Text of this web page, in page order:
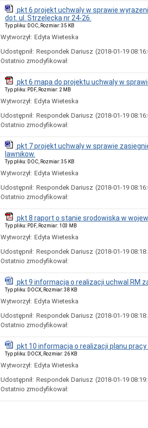
pkt 6 projekt uchwaly w sprawie
dot. ul. Strzelecka nr 24-26.
Typ pliku: DOC, Rozmiar: 35 KB
Wytworzył: Edyta Wieteska
Udostępnił: Respondek Dariusz (2018-01-19
Ostatnio zmodyfikował:
pkt 6 mapa do projektu uchwaly w
Typ pliku: PDF, Rozmiar: 2 MB
Wytworzył: Edyta Wieteska
Udostępnił: Respondek Dariusz (2018-01-19
Ostatnio zmodyfikował:
pkt 7 projekt uchwaly w sprawie
lawnikow.
Typ pliku: DOC, Rozmiar: 35 KB
Wytworzył: Edyta Wieteska
Udostępnił: Respondek Dariusz (2018-01-19
Ostatnio zmodyfikował:
pkt 8 raport o stanie srodowiska w
Typ pliku: PDF, Rozmiar: 103 MB
Wytworzył: Edyta Wieteska
Udostępnił: Respondek Dariusz (2018-01-19
Ostatnio zmodyfikował:
pkt 9 informacja o realizacji uchwal RM
Typ pliku: DOCX, Rozmiar: 38 KB
Wytworzył: Edyta Wieteska
Udostępnił: Respondek Dariusz (2018-01-19
Ostatnio zmodyfikował:
pkt 10 informacja o realizacji planu pracy
Typ pliku: DOCX, Rozmiar: 26 KB
Wytworzył: Edyta Wieteska
Udostępnił: Respondek Dariusz (2018-01-19
Ostatnio zmodyfikował: